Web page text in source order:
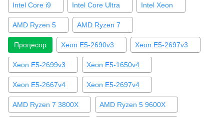
Intel Core i9 Intel Core Ultra Intel Xeon
AMD Ryzen 5 AMD Ryzen 7
Процесор Xeon E5-2690v3 Xeon E5-2697v3
Xeon E5-2699v3 Xeon E5-1650v4
Xeon E5-2667v4 Xeon E5-2697v4
AMD Ryzen 7 3800X AMD Ryzen 5 9600X